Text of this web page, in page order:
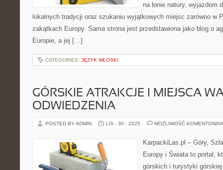
na łonie natury, wyjazdom
lokalnych tradycji oraz szukaniu wyjątkowych miejsc zarówno w
zakątkach Europy. Sama strona jest przedstawiona jako blog o
Europie, a jej […]
CATEGORIES: JĘZYK WŁOSKI
GÓRSKIE ATRAKCJE I MIEJSCA
ODWIEDZENIA
POSTED BY ADMIN LIS - 30 - 2025 MOŻLIWOŚĆ
KarpackiLas.pl – Góry,
Europy i Świata to portal,
górskich i turystyki